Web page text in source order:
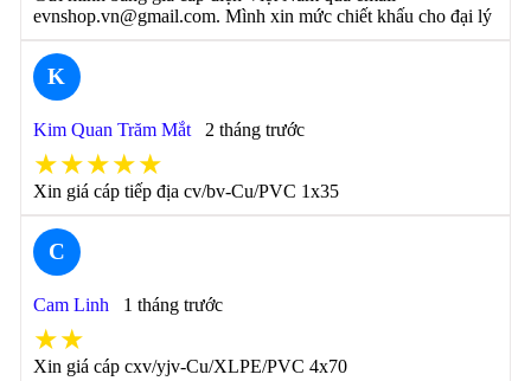
evnshop.vn@gmail.com. Mình xin mức chiết khấu cho đại lý
K
Kim Quan Trăm Mắt 2 tháng trước
★★★★★
Xin giá cáp tiếp địa cv/bv-Cu/PVC 1x35
C
Cam Linh 1 tháng trước
★★
Xin giá cáp cxv/yjv-Cu/XLPE/PVC 4x70